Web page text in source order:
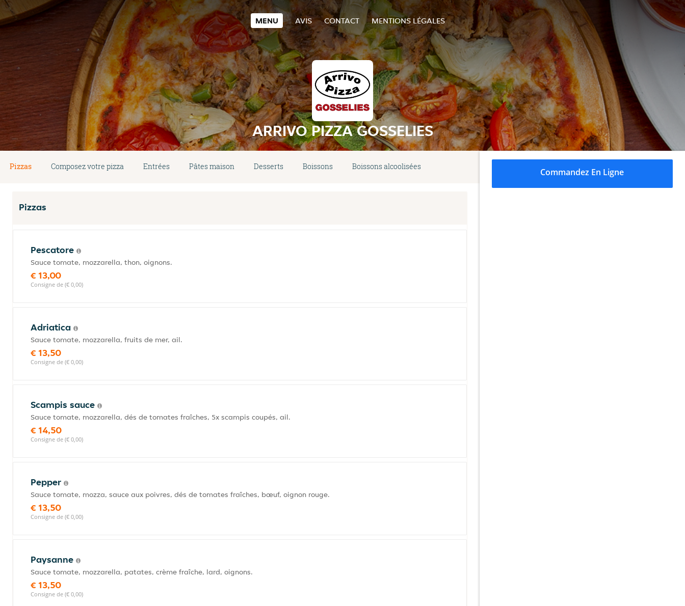
MENU AVIS CONTACT MENTIONS LÉGALES
ARRIVO PIZZA GOSSELIES
Pizzas Composez votre pizza Entrées Pâtes maison Desserts Boissons Boissons alcoolisées
Pizzas
Pescatore
Sauce tomate, mozzarella, thon, oignons.
€ 13,00
Consigne de (€ 0,00)
Adriatica
Sauce tomate, mozzarella, fruits de mer, ail.
€ 13,50
Consigne de (€ 0,00)
Scampis sauce
Sauce tomate, mozzarella, dés de tomates fraîches, 5x scampis coupés, ail.
€ 14,50
Consigne de (€ 0,00)
Pepper
Sauce tomate, mozza, sauce aux poivres, dés de tomates fraîches, bœuf, oignon rouge.
€ 13,50
Consigne de (€ 0,00)
Paysanne
Sauce tomate, mozzarella, patates, crème fraîche, lard, oignons.
€ 13,50
Consigne de (€ 0,00)
Commandez En Ligne